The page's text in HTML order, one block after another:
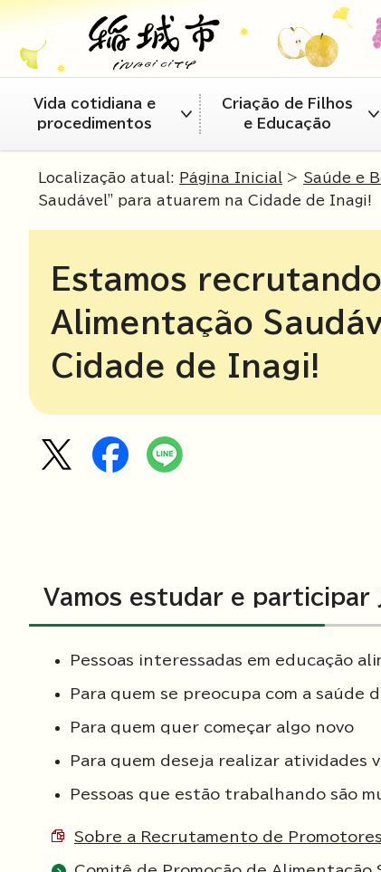
Vida cotidiana e
procedimentos
Criação de Filhos
e Educação
Localização atual: Página Inicial > Saúde e
Saudável" para atuarem na Cidade de Inagi!
Estamos
Alimentação
Cidade de Inagi!
Vamos estudar e participar
Pessoas interessadas em educação
Para quem se preocupa com a saúde
Para quem quer começar algo novo
Para quem deseja realizar atividades
Pessoas que estão trabalhando são
Sobre a Recrutamento de